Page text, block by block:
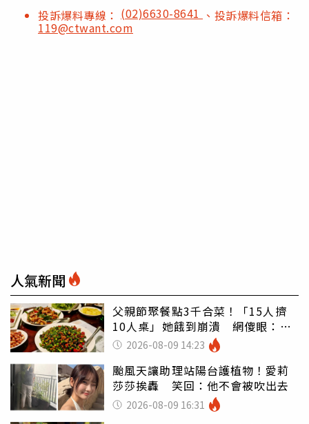
投訴爆料專線： (02)6630-8641 、投訴爆料信箱：
119@ctwant.com
人氣新聞
父親節聚餐點3千合菜！「15人擠
10人桌」她餓到崩潰 網傻眼：讓
店家看笑話
2026-08-09 14:23
颱風天讓助理站陽台護植物！愛莉
莎莎挨轟 笑回：他不會被吹出去
2026-08-09 16:31